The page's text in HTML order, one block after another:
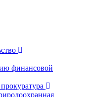
финансовой